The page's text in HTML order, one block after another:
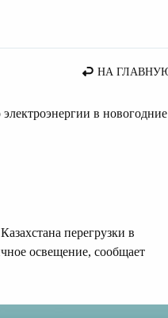
НА
в новогодние
перегрузки в
освещение, сообщает